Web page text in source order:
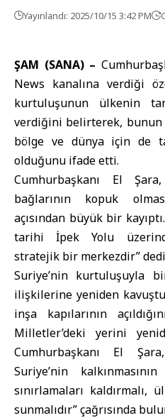
Yayınlandı: 2025/10/15 3:42 PM
ŞAM (SANA) –
News kanalına verdiği
kurtuluşunun ülkenin
verdiğini belirterek, bunun
bölge ve dünya için de
olduğunu ifade etti.
Cumhurbaşkanı El
bağlarının kopuk
açısından büyük bir
tarihi İpek Yolu
stratejik bir merkezdir”
Suriye’nin kurtuluşuyla
ilişkilerine yeniden
inşa kapılarının
Milletler’deki yerini
Cumhurbaşkanı El
Suriye’nin
sınırlamaları kaldırmalı,
sunmalıdır” çağrısında